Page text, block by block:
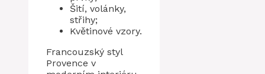
Šití, volánky,
střihy;
Květinové vzory.
Francouzský styl
Provence v